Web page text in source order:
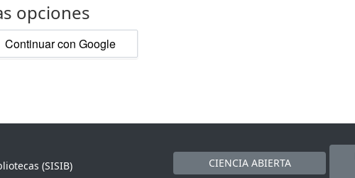
opciones
Continuar con Google
(SISIB)
CIENCIA ABIERTA